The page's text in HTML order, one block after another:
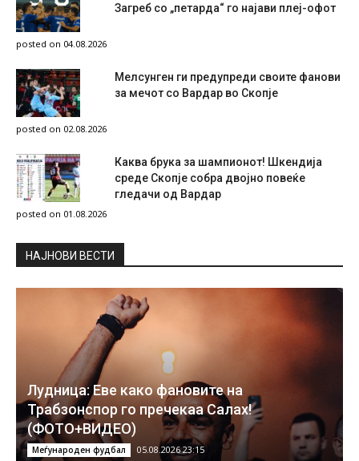
Загреб со „петарда“ го најави плеј-офот
posted on 04.08.2026
Мелсунген ги предупреди своите фанови
за мечот со Вардар во Скопје
posted on 02.08.2026
Каква брука за шампионот! Шкендија
среде Скопје собра двојно повеќе
гледачи од Вардар
posted on 01.08.2026
НAЈНОВИ ВЕСТИ
Лудница: Еве како фановите на
Трабзонспор го пречекаа Салах!
(ФОТО+ВИДЕО)
Меѓународен фудбал 05.08.2026 23:15